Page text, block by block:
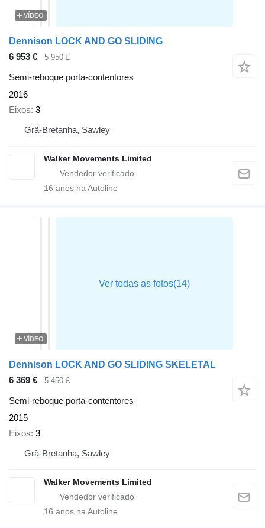
VÍDEO
Dennison LOCK AND GO SLIDING
6 953 €
5 950 £
Semi-reboque porta-contentores
2016
Eixos 3
Grã-Bretanha, Sawley
Walker Movements Limited
16 anos na Autoline
VÍDEO
Dennison LOCK AND GO SLIDING SKELETAL
6 369 €
5 450 £
Semi-reboque porta-contentores
2015
Eixos 3
Grã-Bretanha, Sawley
Walker Movements Limited
16 anos na Autoline